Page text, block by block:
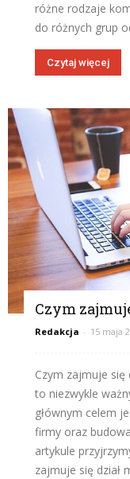
różne rodzaje
do różnych grup
Czytaj więcej
Czym
Redakcja - 15 maja
Czym zajmuje się
to niezwykle
głównym celem
firmy oraz
artykule
zajmuje się dział